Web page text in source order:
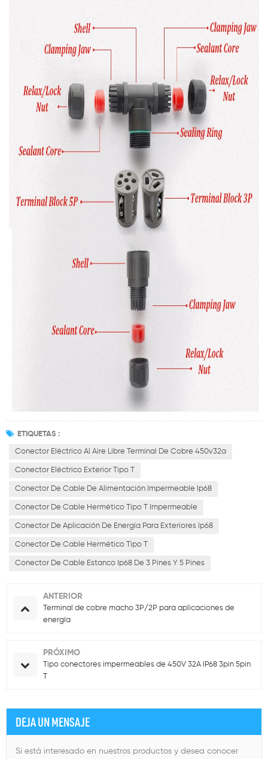
ETIQUETAS :
Conector Eléctrico Al Aire Libre Terminal De Cobre 450v32a
Conector Eléctrico Exterior Tipo T
Conector De Cable De Alimentación Impermeable Ip68
Conector De Cable Hermético Tipo T Impermeable
Conector De Aplicación De Energía Para Exteriores Ip68
Conector De Cable Hermético Tipo T
Conector De Cable Estanco Ip68 De 3 Pines Y 5 Pines
ANTERIOR
Terminal de cobre macho 3P/2P para aplicaciones de
energía
PRÓXIMO
Tipo conectores impermeables de 450V 32A IP68 3pin 5pin
DEJA UN MENSAJE
Si está interesado en nuestros productos y desea conocer